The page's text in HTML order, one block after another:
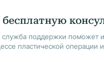
служба поддержки поможет
пластической операции